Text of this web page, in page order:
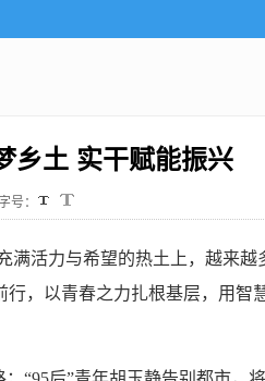
乡土 实干赋能振兴
号：
活力与希望的热土上，越来越
，以青春之力扎根基层，用智